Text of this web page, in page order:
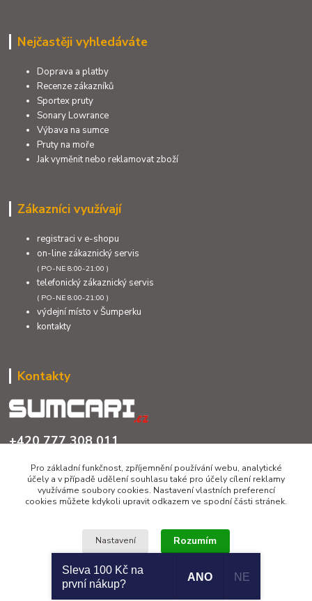
Nejčastěji vyhledáváte
Doprava a platby
Recenze zákazníků
Sportex pruty
Sonary Lowrance
Výbava na sumce
Pruty na moře
Jak vyměnit nebo reklamovat zboží
Zákazníci využívají
registraci v e-shopu
on-line zákaznický servis
( PO-NE 8:00-21:00 )
telefonický zákaznický servis
( PO-NE 8:00-21:00 )
výdejní místo v Šumperku
kontakty
Kontakty
+420 777 308 011
info@sumcari.cz
Copyright 2026 © SUMCARI.cz
Vytvořeno na
Pro základní funkčnost, zpříjemnění používání webu, analytické
účely a v případě udělení souhlasu také pro účely cílení reklamy
využíváme soubory cookies. Nastavení vlastních preferencí
cookies můžete kdykoli upravit odkazem ve spodní části stránek.
Nastavení Rozumím
Souhlas můžete odmítnoutzde
Sleva 100 Kč na
první nákup?
ANO NE